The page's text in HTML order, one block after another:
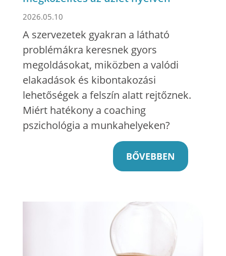
2026.05.10
A szervezetek gyakran a látható
problémákra keresnek gyors
megoldásokat, miközben a valódi
elakadások és kibontakozási
lehetőségek a felszín alatt rejtőznek.
Miért hatékony a coaching
pszichológia a munkahelyeken?
BŐVEBBEN